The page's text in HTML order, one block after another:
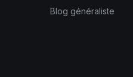
Blog généraliste